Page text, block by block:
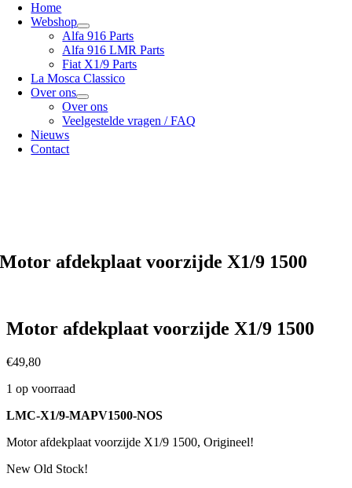
Home
Webshop
Alfa 916 Parts
Alfa 916 LMR Parts
Fiat X1/9 Parts
La Mosca Classico
Over ons
Over ons
Veelgestelde vragen / FAQ
Nieuws
Contact
Motor afdekplaat voorzijde X1/9 1500
Motor afdekplaat voorzijde X1/9 1500
€49,80
1 op voorraad
LMC-X1/9-MAPV1500-NOS
Motor afdekplaat voorzijde X1/9 1500, Origineel!
New Old Stock!